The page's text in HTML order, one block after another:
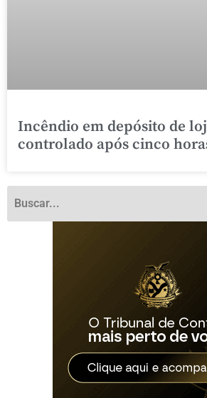
Incêndio em depósito de
controlado após cinco